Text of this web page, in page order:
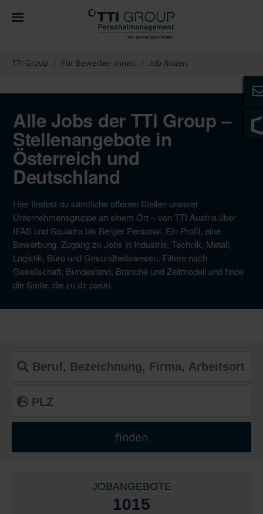
You are here:
TTI Group Für Bewerber:innen Job finden
Alle Jobs der TTI Group –
Stellenangebote in
Österreich und
Deutschland
Hier findest du sämtliche offenen Stellen unserer
Unternehmensgruppe an einem Ort – von TTI Austria über
IFAS und Squadra bis Berger Personal. Ein Profil, eine
Bewerbung, Zugang zu Jobs in Industrie, Technik, Metall,
Logistik, Büro und Gesundheitswesen. Filtere nach
Gesellschaft, Bundesland, Branche und Zeitmodell und finde
die Stelle, die zu dir passt.
JOBANGEBOTE
1015